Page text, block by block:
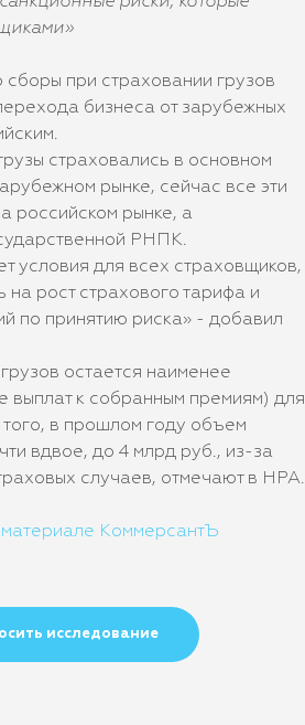
сборы при страховании грузов
бизнеса от зарубежных
страховались в основном
рынке, сейчас все эти
российском рынке, а
РНПК.
условия для всех страховщиков,
на рост страхового тарифа и
по принятию риска» - добавил
остается наименее
выплат к собранным премиям) для
в прошлом году объем
вдвое, до 4 млрд руб., из-за
случаев, отмечают в НРА.
КоммерсантЪ
исследование